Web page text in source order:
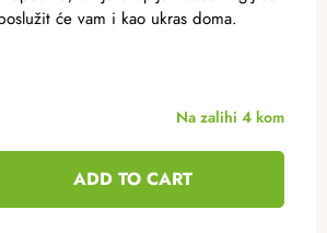
Na zalihi 4 kom
ADD TO CART
će vam i kao ukras doma.